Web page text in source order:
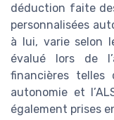
déduction faite
personnalisées
à lui, varie selon
évalué lors de
financières telles
autonomie et
également prises